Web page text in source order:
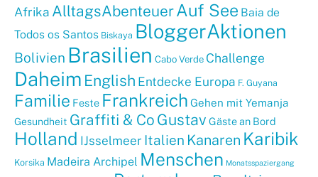
Afrika AlltagsAbenteuerAuf See Baia de
Todos os Santos Biskaya BloggerAktionen
Bolivien Brasilien Cabo Verde Challenge
Daheim English Entdecke Europa F. Guyana
Familie Feste Frankreich Gehen mit Yemanja
Gesundheit Graffiti & Co Gustav Gäste an Bord
Holland IJsselmeer Italien Kanaren Karibik
Korsika Madeira Archipel Menschen Monatsspaziergang